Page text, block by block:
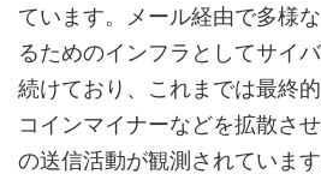
ています。メール経由で多様
るためのインフラとしてサイ
続けており、これまでは最終
コインマイナーなどを拡散さ
の送信活動が観測されていま